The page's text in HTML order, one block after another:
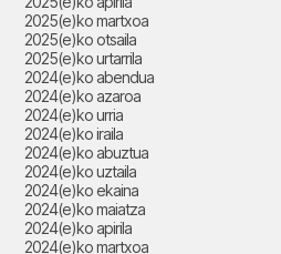
2025(e)ko martxoa
2025(e)ko otsaila
2025(e)ko urtarrila
2024(e)ko abendua
2024(e)ko azaroa
2024(e)ko urria
2024(e)ko iraila
2024(e)ko abuztua
2024(e)ko uztaila
2024(e)ko ekaina
2024(e)ko maiatza
2024(e)ko apirila
2024(e)ko martxoa